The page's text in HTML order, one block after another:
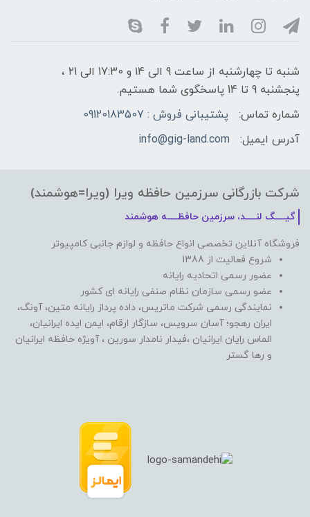
شنبه تا چهارشنبه از ساعت 9 الی ۱4 و 17:30 الی ۲1 ،
پنجشنبه 9 تا 14 پاسخگوی شما هستیم.
شماره تماس:
پشتیبانی فروش : 09120183507
آدرس ایمیل:
info@gig-land.com
شرکت بازرگانی سرزمین حافظه ویرا (ویرا=هوشمند)
گیـــــگ لنـــــد، سرزمین حافظـــــه هوشمند
فروشگاه آنلاین تخصصی انواع حافظه و لوازم جانبی کامپیوتر
شروع فعالیت از 1388
عضور رسمی اتحادیه رایانه
عضو رسمی سازمان نظام صنفی رایانه ای کشور
نمایندگی رسمی شرکت ماتریس، داده پرداز رایانه متین، آونگ،
ایران رهجو؛ آسان سرویس، سازگار ارقام، ایمن ایده ایرانیان،
الماس رایان ایرانیان ،فیدار نامدار سورین ، آویژه حافظه ایرانیان
و رها گستر